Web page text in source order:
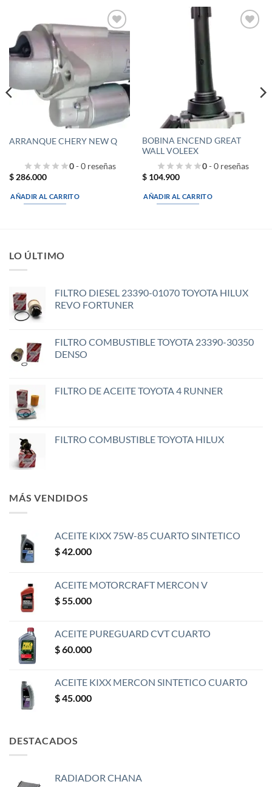
Añadir
ARRANQUE CHERY NEW Q
0- 0 reseñas
$286.000
AÑADIR AL CARRITO
BOBINA ENCEND GREAT
WALL VOLEEX
0- 0 reseñas
$104.900
AÑADIR AL CARRITO
LO ÚLTIMO
FILTRO DIESEL 23390-01070 TOYOTA HILUX
REVO FORTUNER
FILTRO COMBUSTIBLE TOYOTA 23390-30350
DENSO
FILTRO DE ACEITE TOYOTA 4 RUNNER
FILTRO COMBUSTIBLE TOYOTA HILUX
MÁS VENDIDOS
ACEITE KIXX 75W-85 CUARTO SINTETICO
$42.000
ACEITE MOTORCRAFT MERCON V
$55.000
ACEITE PUREGUARD CVT CUARTO
$60.000
ACEITE KIXX MERCON SINTETICO CUARTO
$45.000
DESTACADOS
RADIADOR CHANA